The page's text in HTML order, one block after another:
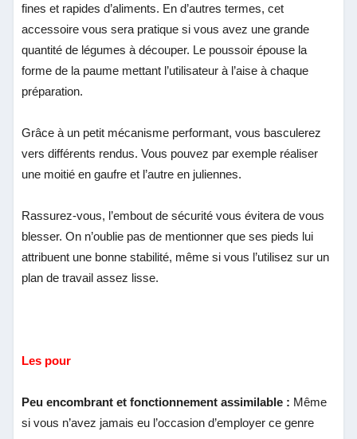
fines et rapides d’aliments. En d’autres termes, cet
accessoire vous sera pratique si vous avez une grande
quantité de légumes à découper. Le poussoir épouse la
forme de la paume mettant l’utilisateur à l’aise à chaque
préparation.
Grâce à un petit mécanisme performant, vous basculerez
vers différents rendus. Vous pouvez par exemple réaliser
une moitié en gaufre et l’autre en juliennes.
Rassurez-vous, l’embout de sécurité vous évitera de vous
blesser. On n’oublie pas de mentionner que ses pieds lui
attribuent une bonne stabilité, même si vous l’utilisez sur un
plan de travail assez lisse.
Les pour
Peu encombrant et fonctionnement assimilable : Même
si vous n’avez jamais eu l’occasion d’employer ce genre